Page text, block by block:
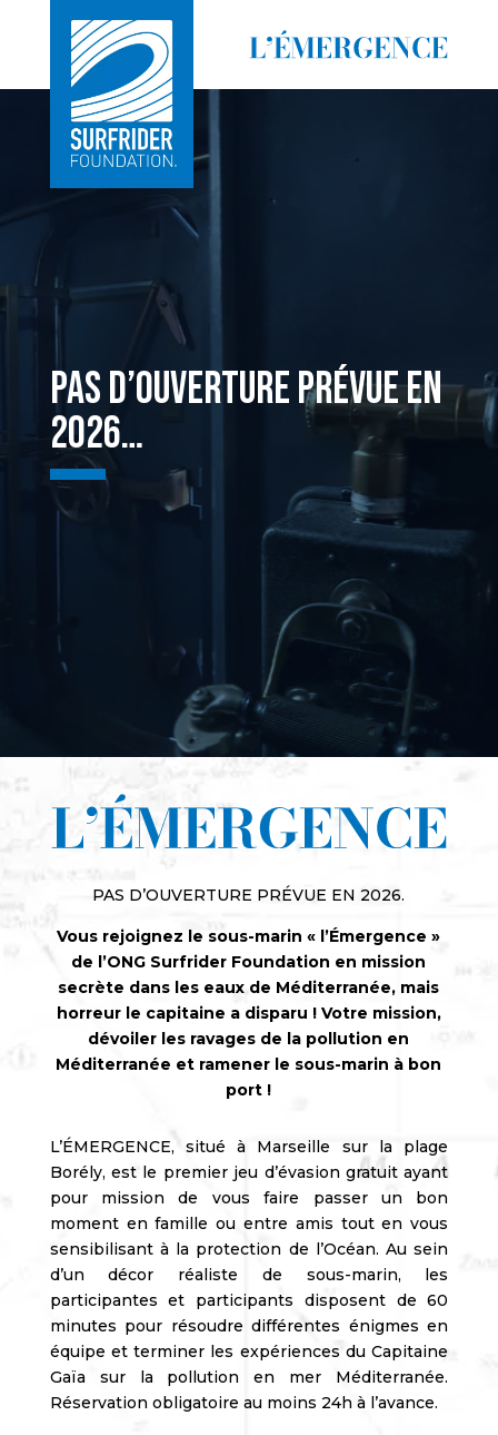
pas d’ouverture prévue en
2026…
PAS D’OUVERTURE PRÉVUE EN 2026.
Vous rejoignez le sous-marin « l’Émergence »
de l’ONG Surfrider Foundation en mission
secrète dans les eaux de Méditerranée, mais
horreur le capitaine a disparu ! Votre mission,
dévoiler les ravages de la pollution en
Méditerranée et ramener le sous-marin à bon
port !
L’ÉMERGENCE, situé à Marseille sur la plage
Borély, est le premier jeu d’évasion gratuit ayant
pour mission de vous faire passer un bon
moment en famille ou entre amis tout en vous
sensibilisant à la protection de l’Océan. Au sein
d’un décor réaliste de sous-marin, les
participantes et participants disposent de 60
minutes pour résoudre différentes énigmes en
équipe et terminer les expériences du Capitaine
Gaïa sur la pollution en mer Méditerranée.
Réservation obligatoire au moins 24h à l’avance.